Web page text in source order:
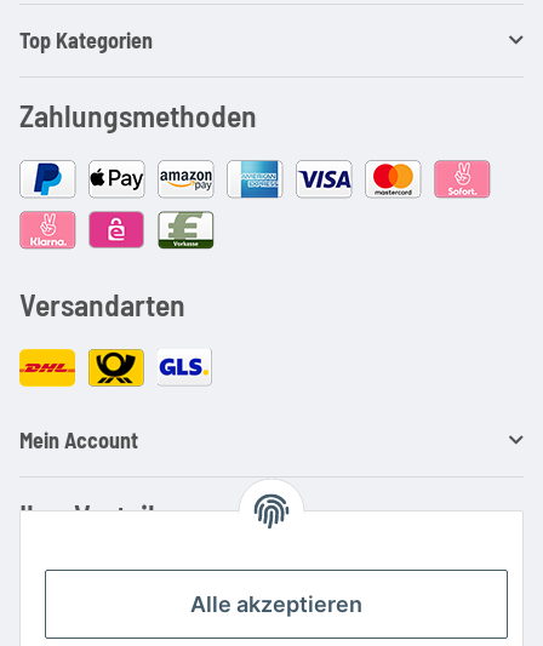
Top Kategorien
Zahlungsmethoden
Versandarten
Mein Account
Ihre Vorteile
Kauf auf RechnungAlle akzeptieren